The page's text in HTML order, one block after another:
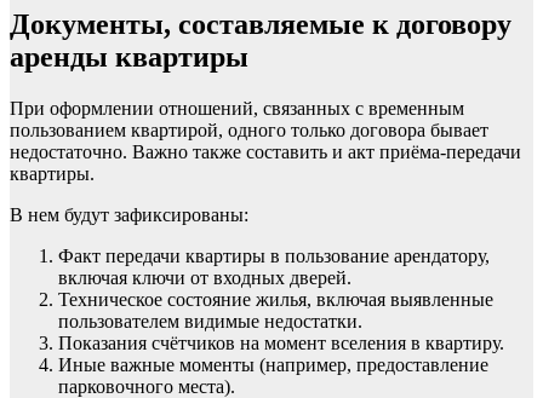
Документы, составляемые к договору
аренды квартиры
При оформлении отношений, связанных с временным
пользованием квартирой, одного только договора бывает
недостаточно. Важно также составить и акт приёма-передачи
квартиры.
В нем будут зафиксированы:
Факт передачи квартиры в пользование арендатору,
включая ключи от входных дверей.
Техническое состояние жилья, включая выявленные
пользователем видимые недостатки.
Показания счётчиков на момент вселения в квартиру.
Иные важные моменты (например, предоставление
парковочного места).